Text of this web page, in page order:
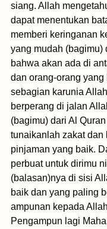
siang. Allah
dapat menentukan
memberi keringanan
yang mudah (bagimu)
bahwa akan ada di
dan orang-orang
sebagian karunia
berperang di jalan
(bagimu) dari Al
tunaikanlah zakat
pinjaman yang baik.
perbuat untuk dirimu
(balasan)nya di sisi
baik dan yang paling
ampunan kepada
Pengampun lagi